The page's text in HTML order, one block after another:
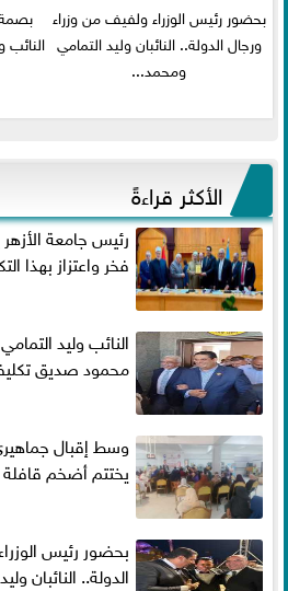
بحضور رئيس الوزراء ولفيف من وزراء
ورجال الدولة.. النائبان وليد التمامي
ومحمد...
الأكثر قراءةً
رئيس جامعة الأزهر
فخر واعتزاز بهذا
النائب وليد
محمود صديق
وسط إقبال
يختتم أضخم
بحضور رئيس
الدولة.. النائبان